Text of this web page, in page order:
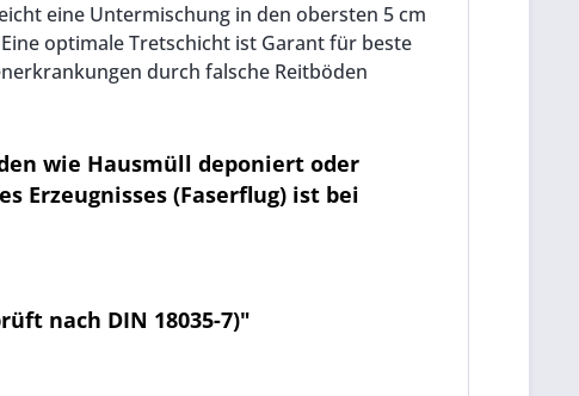
eine Untermischung in den obersten 5 cm
optimale Tretschicht ist Garant für beste
durch falsche Reitböden
wie Hausmüll deponiert oder
Erzeugnisses (Faserflug) ist bei
nach DIN 18035-7)"